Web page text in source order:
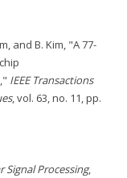
and B. Kim, "A 77-
IEEE Transactions
, vol. 63, no. 11, pp.
Signal Processing,